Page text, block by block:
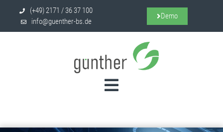
(+49) 2171 / 36 37 100
info@guenther-bs.de
Demo